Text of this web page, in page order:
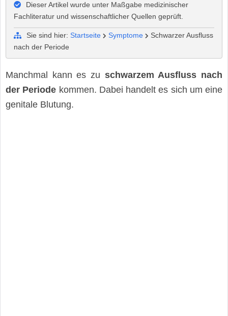
Dieser Artikel wurde unter Maßgabe medizinischer
Fachliteratur und wissenschaftlicher Quellen geprüft.
Sie sind hier: Startseite Symptome
Schwarzer Ausfluss
nach der Periode
Manchmal kann es zu schwarzem Ausfluss nach
der Periode kommen. Dabei handelt es sich um eine
genitale Blutung.